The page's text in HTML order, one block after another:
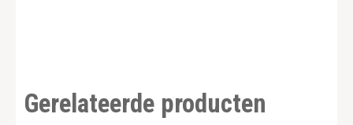
Gerelateerde producten